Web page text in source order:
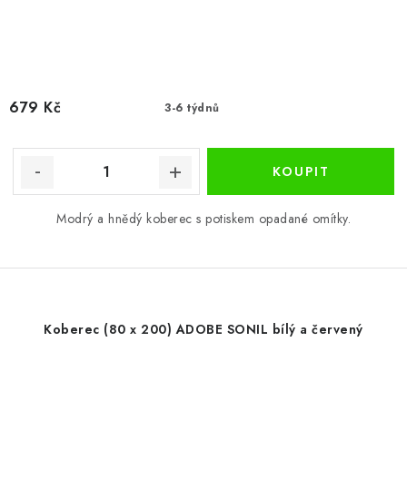
3-6 týdnů
679 Kč
Modrý a hnědý koberec s potiskem opadané omítky.
Koberec (80 x 200) ADOBE SONIL bílý a červený